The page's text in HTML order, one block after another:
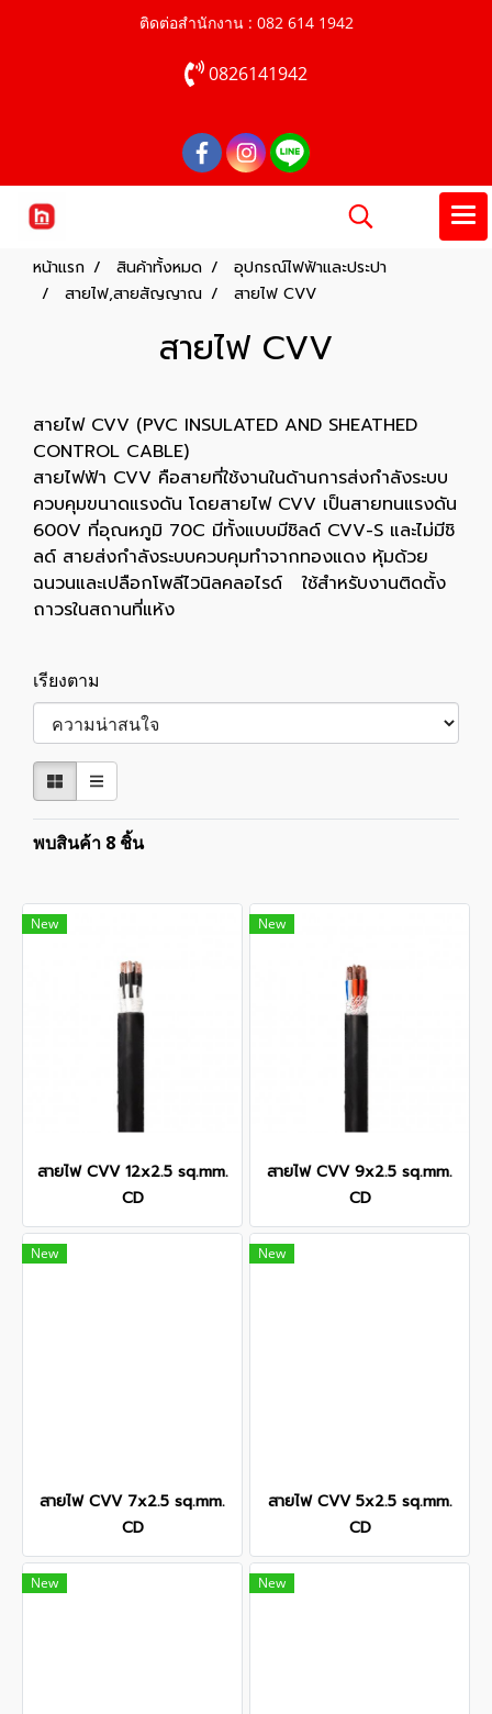
ติดต่อสำนักงาน : 082 614 1942
0826141942
หน้าแรก สินค้าทั้งหมด
อุปกรณ์ไฟฟ้าและประปา
สายไฟ,สายสัญญาณ
สายไฟ CVV
สายไฟ CVV
สายไฟ CVV (PVC INSULATED AND SHEATHED
CONTROL CABLE)
สายไฟฟ้า CVV คือสายที่ใช้งานในด้านการส่งกำลังระบบ
ควบคุมขนาดแรงดัน โดยสายไฟ CVV เป็นสายทนแรงดัน
600V ที่อุณหภูมิ 70C มีทั้งแบบมีชิลด์ CVV-S และไม่มีชิ
ลด์ สายส่งกำลังระบบควบคุมทำจากทองแดง หุ้มด้วย
ฉนวนและเปลือกโพลีไวนิลคลอไรด์ ใช้สำหรับงานติดตั้ง
ถาวรในสถานที่แห้ง
เรียงตาม
พบสินค้า 8 ชิ้น
New
สายไฟ CVV 12x2.5 sq.mm.
CD
New
สายไฟ CVV 9x2.5 sq.mm.
CD
New
สายไฟ CVV 7x2.5 sq.mm.
CD
New
สายไฟ CVV 5x2.5 sq.mm.
CD
New New